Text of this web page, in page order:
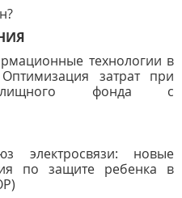
технологии в
затрат при
фонда с
электросвязи: новые
по защите ребенка в